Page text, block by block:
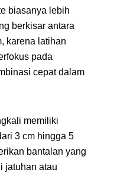
biasanya lebih
berkisar antara
karena latihan
pada
cepat dalam
memiliki
3 cm hingga 5
bantalan yang
jatuhan atau